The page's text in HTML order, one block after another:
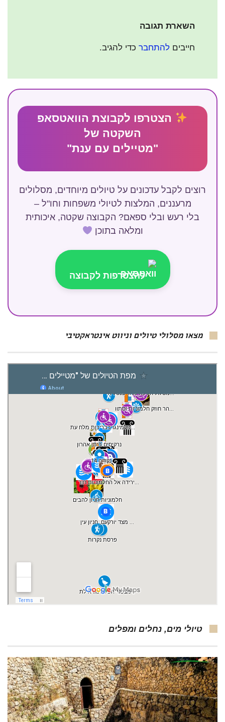
השארת תגובה
חייבים להתחבר כדי להגיב.
הצטרפו לקבוצת הוואטסאפ
השקטה של
"מטיילים עם ענת"
רוצים לקבל עדכונים על טיולים מיוחדים, מסלולים
מרעננים, המלצות לטיולי משפחות וחו"ל –
בלי רעש ובלי ספאם? הקבוצה שקטה, איכותית
ומלאה בתוכן
להצטרפות לקבוצה
מצאו מסלולי טיולים וניווט אינטראקטיבי
טיולי מים, נחלים ומפלים